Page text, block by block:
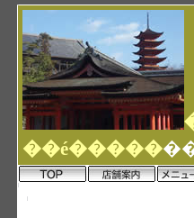
��é�����